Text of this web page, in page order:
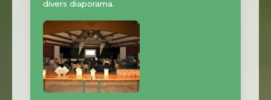
divers diaporama.